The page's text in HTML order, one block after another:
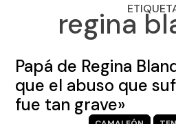
OPINIÓN
ENGLISH
regina
Papá de Regina
que el abuso que
fue tan grave»